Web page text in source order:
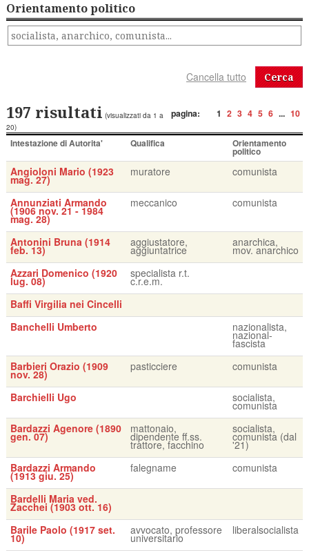
Orientamento politico
Cerca
pagina: 1 2 3 4 5 6 ... 10
197 risultati (visualizzati da 1 a
20)
Intestazione di Autorita' Qualifica Orientamento
politico
Angioloni Mario (1923
mag. 27)
muratore comunista
Annunziati Armando
(1906 nov. 21 - 1984
mag. 28)
meccanico comunista
Antonini Bruna (1914
feb. 13)
aggiustatore,
aggiuntatrice
anarchica,
mov. anarchico
Azzari Domenico (1920
lug. 08)
specialista r.t.
c.r.e.m.
Baffi Virgilia nei Cincelli
Banchelli Umberto
nazionalista,
nazional-
fascista
Barbieri Orazio (1909
nov. 28)
pasticciere comunista
Barchielli Ugo socialista,
comunista
Bardazzi Agenore (1890
gen. 07)
mattonaio,
dipendente ff.ss.
trattore, facchino
socialista,
comunista (dal
'21)
Bardazzi Armando
(1913 giu. 25)
falegname comunista
Bardelli Maria ved.
Zacchei (1903 ott. 16)
Barile Paolo (1917 set.
10)
avvocato, professore
universitario
liberalsocialista